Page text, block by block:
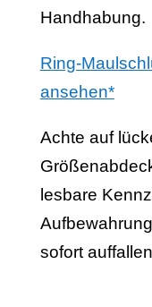
Handhabung.
Ring-
ansehen*
Achte auf
lesbare
sofort